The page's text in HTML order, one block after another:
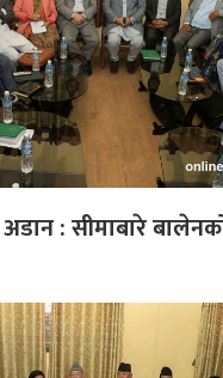
: सीमाबारे